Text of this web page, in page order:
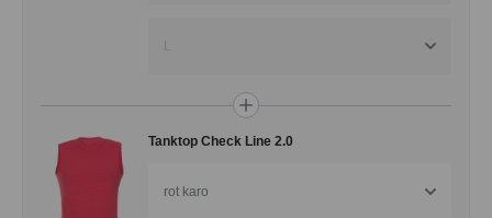
Tanktop Check Line 2.0
rot karo